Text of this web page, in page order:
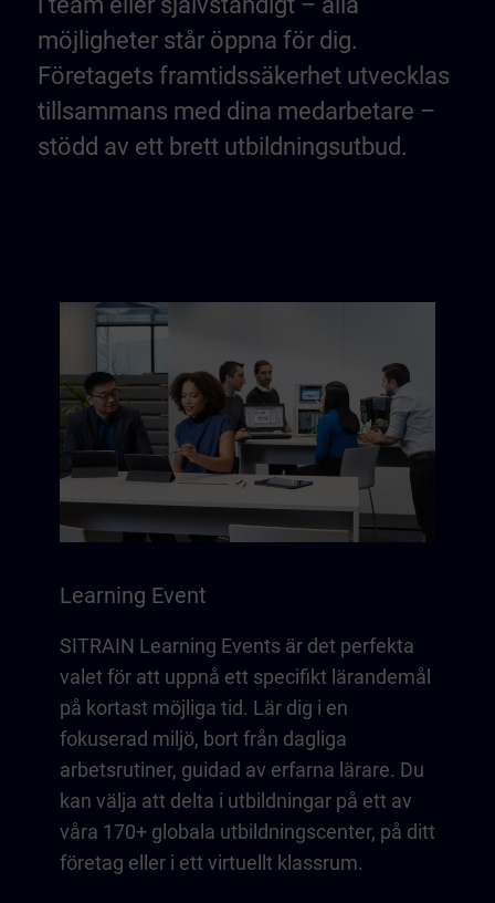
möjligheter står öppna för dig.
Företagets framtidssäkerhet utvecklas
tillsammans med dina medarbetare –
stödd av ett brett utbildningsutbud.
Learning Event
SITRAIN Learning Events är det perfekta
valet för att uppnå ett specifikt lärandemål
på kortast möjliga tid. Lär dig i en
fokuserad miljö, bort från dagliga
arbetsrutiner, guidad av erfarna lärare. Du
kan välja att delta i utbildningar på ett av
våra 170+ globala utbildningscenter, på ditt
företag eller i ett virtuellt klassrum.